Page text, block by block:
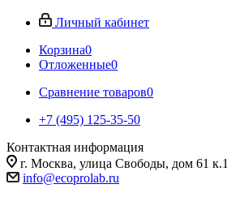
Личный кабинет
Корзина0
Отложенные0
Сравнение товаров0
+7 (495) 125-35-50
Контактная информация
г. Москва, улица Свободы, дом 61 к.1
info@ecoprolab.ru